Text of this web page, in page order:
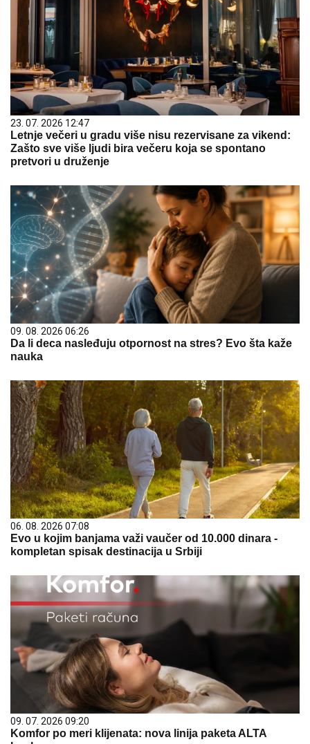
23. 07. 2026 12:47
Letnje večeri u gradu više nisu rezervisane za vikend:
Zašto sve više ljudi bira večeru koja se spontano
pretvori u druženje
09. 08. 2026 06:26
Da li deca nasleđuju otpornost na stres? Evo šta kaže
nauka
06. 08. 2026 07:08
Evo u kojim banjama važi vaučer od 10.000 dinara -
kompletan spisak destinacija u Srbiji
09. 07. 2026 09:20
Komfor po meri klijenata: nova linija paketa ALTA